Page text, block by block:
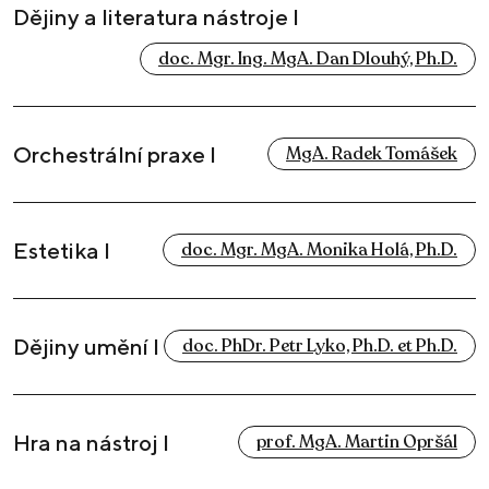
Dějiny a literatura nástroje I
doc. Mgr. Ing. MgA. Dan Dlouhý, Ph.D.
Orchestrální praxe I MgA. Radek Tomášek
Estetika I doc. Mgr. MgA. Monika Holá, Ph.D.
Dějiny umění I doc. PhDr. Petr Lyko, Ph.D. et Ph.D.
Hra na nástroj I prof. MgA. Martin Opršál